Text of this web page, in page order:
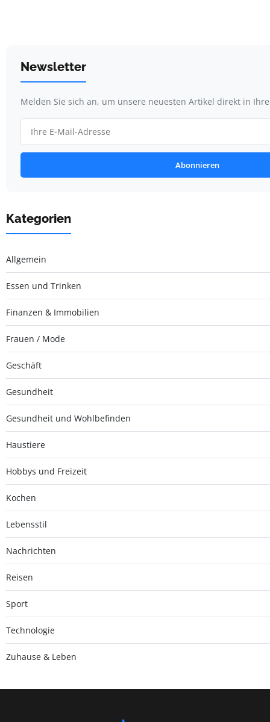
Newsletter
Melden Sie sich an, um unsere neuesten Artikel direkt in
Abonnieren
Kategorien
Allgemein
Essen und Trinken
Finanzen & Immobilien
Frauen / Mode
Geschäft
Gesundheit
Gesundheit und Wohlbefinden
Haustiere
Hobbys und Freizeit
Kochen
Lebensstil
Nachrichten
Reisen
Sport
Technologie
Zuhause & Leben